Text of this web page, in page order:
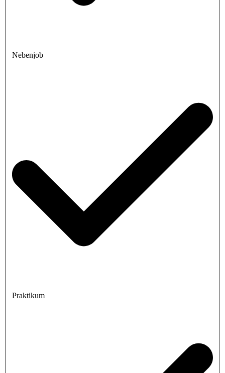
Nebenjob
Praktikum